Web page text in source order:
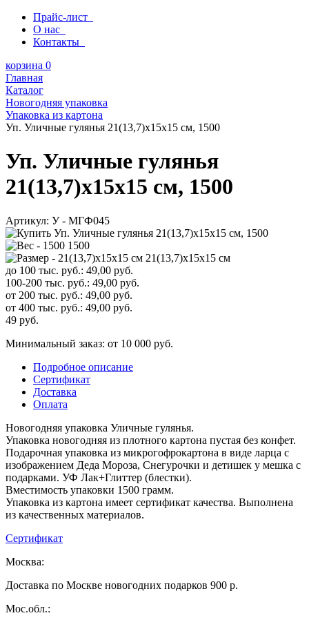
Прайс-лист
О нас
Контакты
корзина 0
Главная
Каталог
Новогодняя упаковка
Упаковка из картона
Уп. Уличные гулянья 21(13,7)x15x15 см, 1500
Уп. Уличные гулянья
21(13,7)x15x15 см, 1500
Артикул: У - МГФ045
1500
21(13,7)x15x15 см
до 100 тыс. руб.: 49,00 руб.
100-200 тыс. руб.: 49,00 руб.
от 200 тыс. руб.: 49,00 руб.
от 400 тыс. руб.: 49,00 руб.
49 руб.
Минимальный заказ: от 10 000 руб.
Подробное описание
Сертификат
Доставка
Оплата
Новогодняя упаковка Уличные гулянья.
Упаковка новогодняя из плотного картона пустая без конфет.
Подарочная упаковка из микрогофрокартона в виде ларца с
изображением Деда Мороза, Снегурочки и детишек у мешка с
подарками. УФ Лак+Глиттер (блестки).
Вместимость упаковки 1500 грамм.
Упаковка из картона имеет сертификат качества. Выполнена
из качественных материалов.
Сертификат
Москва:
Доставка по Москве новогодних подарков 900 р.
Мос.обл.: